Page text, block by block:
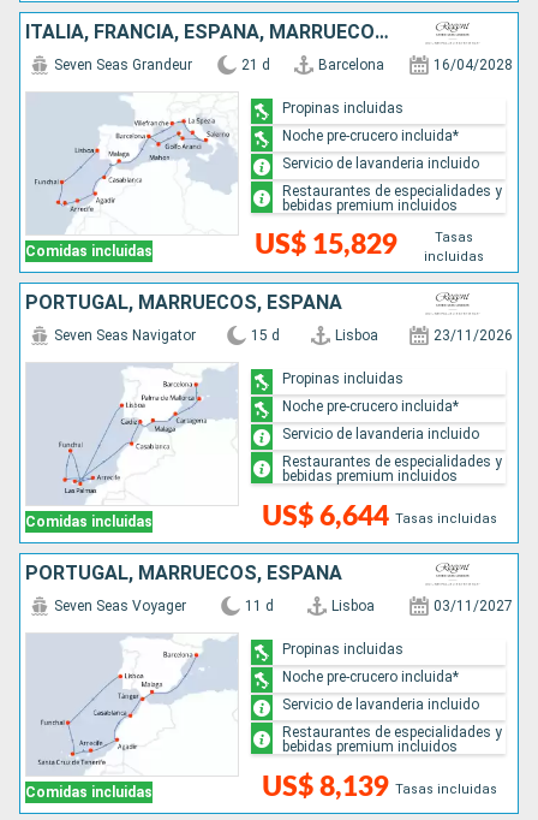
ITALIA, FRANCIA, ESPAÑA, MARRUECOS, PORTUGAL
Comidas incluidas
Seven Seas Grandeur 21 d Barcelona 16/04/2028
US$ 15,829
Tasas
incluidas
Propinas incluidas
Noche pre-crucero incluida*
Servicio de lavanderia incluido
Restaurantes de especialidades y
bebidas premium incluidos
PORTUGAL, MARRUECOS, ESPAÑA
Comidas incluidas
Seven Seas Navigator 15 d Lisboa 23/11/2026
US$ 6,644 Tasas incluidas
Propinas incluidas
Noche pre-crucero incluida*
Servicio de lavanderia incluido
Restaurantes de especialidades y
bebidas premium incluidos
PORTUGAL, MARRUECOS, ESPAÑA
Comidas incluidas
Seven Seas Voyager 11 d Lisboa 03/11/2027
US$ 8,139 Tasas incluidas
Propinas incluidas
Noche pre-crucero incluida*
Servicio de lavanderia incluido
Restaurantes de especialidades y
bebidas premium incluidos